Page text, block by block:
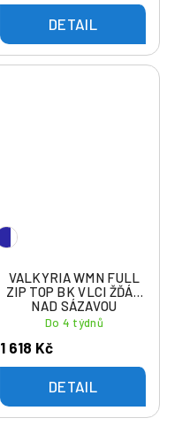
DETAIL
VALKYRIA WMN FULL
ZIP TOP BK VLCI ŽĎÁR
NAD SÁZAVOU
Do 4 týdnů
1 618 Kč
DETAIL